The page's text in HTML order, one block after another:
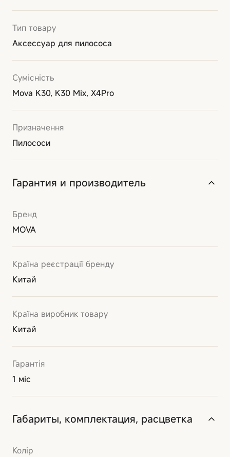
Тип товару
Аксессуар для пилососа
Сумісність
Mova K30, K30 Mix, X4Pro
Призначення
Пилососи
Гарантия и производитель
Бренд
MOVA
Країна реєстрації бренду
Китай
Країна виробник товару
Китай
Гарантія
1 міс
Габариты, комплектация, расцветка
Колір